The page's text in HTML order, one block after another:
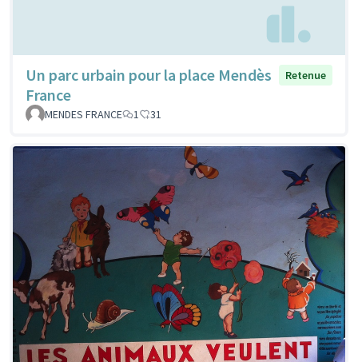
Un parc urbain pour la place Mendès
France
Retenue
MENDES FRANCE 1 31